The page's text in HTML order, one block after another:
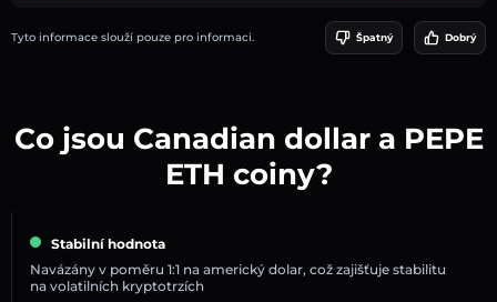
Tyto informace slouží pouze pro informaci. Špatný Dobrý
Co jsou Canadian dollar a PEPE
ETH coiny?
Stabilní hodnota
Navázány v poměru 1:1 na americký dolar, což zajišťuje stabilitu
na volatilních kryptotrzích